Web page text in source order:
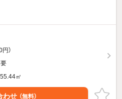
）
㎡
わせ （無料）